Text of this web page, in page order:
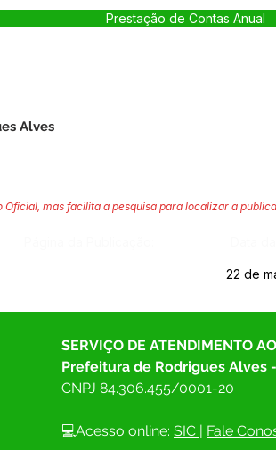
Prestação de Contas Anual
Alves
mas facilita a pesquisa para localizar a
22 de
SERVIÇO DE ATENDIMENTO
Prefeitura de Rodrigues Alves
CNPJ 84.306.455/0001-20
💻Acesso online: SIC | Fale